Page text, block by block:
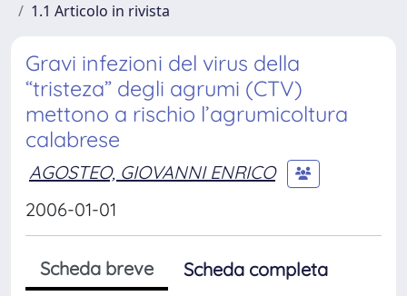
1.1 Articolo in rivista
Gravi infezioni del virus della
“tristeza” degli agrumi (CTV)
mettono a rischio l’agrumicoltura
calabrese
AGOSTEO, GIOVANNI ENRICO
2006-01-01
Scheda breve
Scheda completa